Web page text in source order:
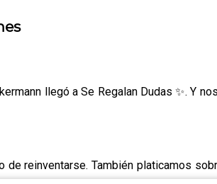
llegó a Se Regalan Dudas ✨. Y
reinventarse. También platicamos